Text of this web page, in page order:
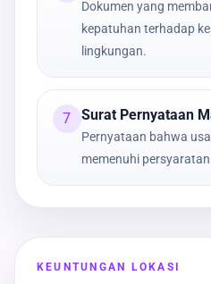
Dokumen yang
kepatuhan terhadap
lingkungan.
7 Surat Pernyataan
Pernyataan bahwa
memenuhi
KEUNTUNGAN LOKASI